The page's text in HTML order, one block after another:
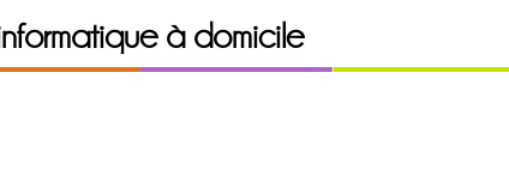
à domicile